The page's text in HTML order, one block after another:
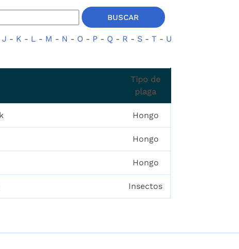
J - K - L - M - N - O - P - Q - R - S - T - U
Tipo de
plaga
Hongo
Hongo
Hongo
Insectos